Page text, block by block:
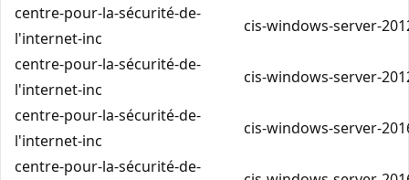
centre-pour-la-sécurité-de-
l'internet-inc
cis-windows-server-
centre-pour-la-sécurité-de-
l'internet-inc
cis-windows-server-
centre-pour-la-sécurité-de-
l'internet-inc
cis-windows-server-
centre-pour-la-sécurité-de-